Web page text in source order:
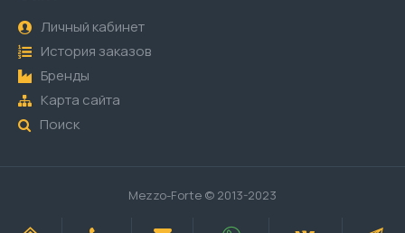
Личный кабинет
История заказов
Бренды
Карта сайта
Поиск
Mezzo-Forte © 2013-2023